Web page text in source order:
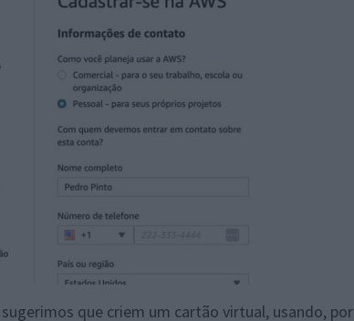
que criem um cartão virtual, usando, por